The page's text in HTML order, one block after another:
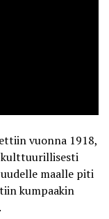
vuonna 1918,
maalle piti
kumpaakin